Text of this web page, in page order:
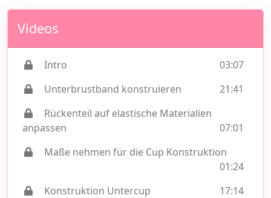
Videos
Intro
03:07
Unterbrustband konstruieren
21:41
Rückenteil auf elastische Materialien
anpassen
07:01
Maße nehmen für die Cup Konstruktion
01:24
Konstruktion Untercup
17:14